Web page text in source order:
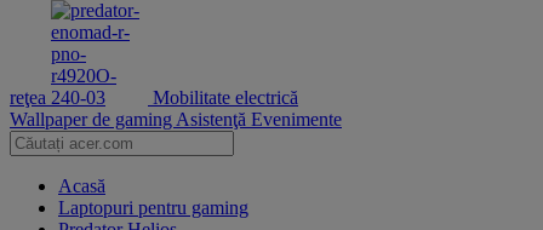
reţea
Mobilitate electrică
Wallpaper de gaming Asistenţă Evenimente
Acasă
Laptopuri pentru gaming